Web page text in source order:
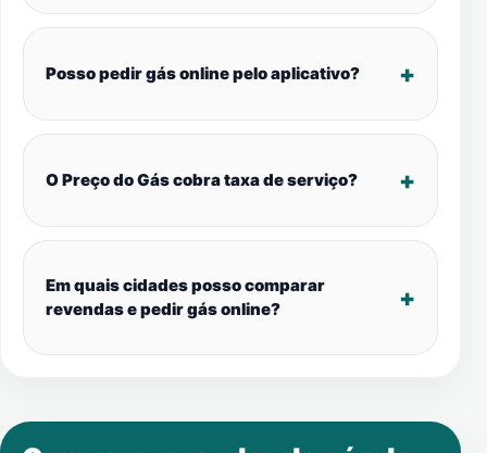
Posso pedir gás online pelo aplicativo?
O Preço do Gás cobra taxa de serviço?
Em quais cidades posso comparar
revendas e pedir gás online?